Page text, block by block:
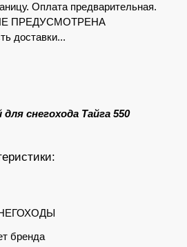
Оплата предварительная.
НЕ ПРЕДУСМОТРЕНА
доставки...
снегохода Тайга 550
бренда